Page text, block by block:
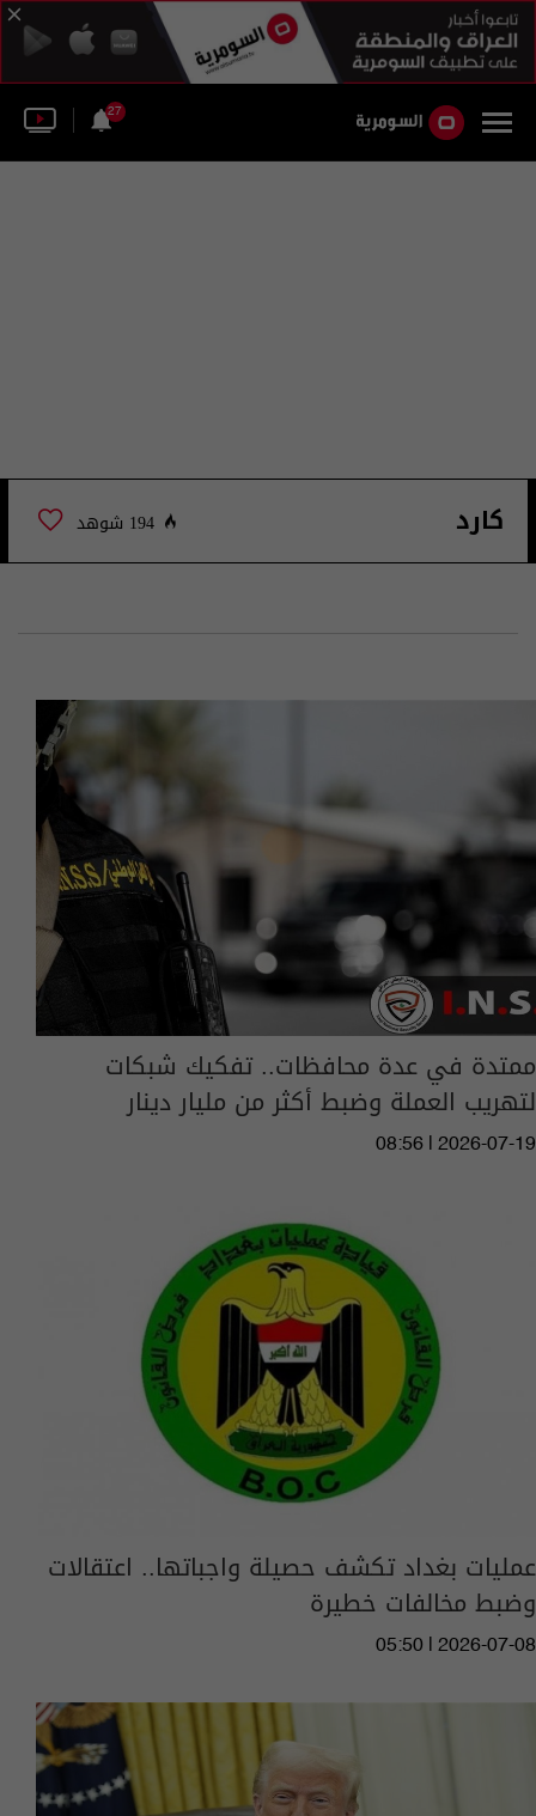
27
كارد 194 شوهد
ممتدة في عدة محافظات.. تفكيك شبكات
لتهريب العملة وضبط أكثر من مليار دينار
08:56 | 2026-07-19
عمليات بغداد تكشف حصيلة واجباتها.. اعتقالات
وضبط مخالفات خطيرة
05:50 | 2026-07-08